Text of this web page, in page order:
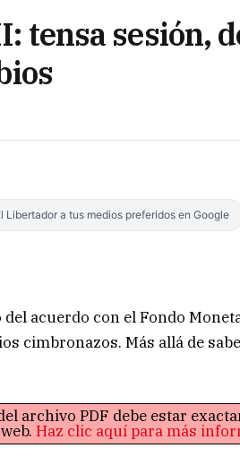
tensa sesión,
Libertador a tus medios preferidos en Google
acuerdo con el Fondo
cimbronazos. Más allá de
archivo PDF debe estar
Haz clic aquí para más